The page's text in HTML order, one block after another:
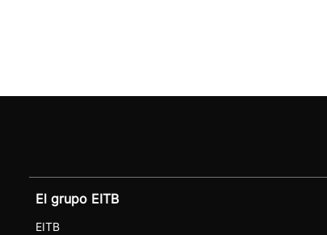
El grupo EITB
EITB